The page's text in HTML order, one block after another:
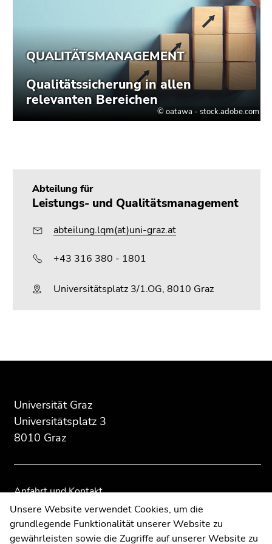
Abteilung für
Leistungs- und Qualitätsmanagement
abteilung.lqm(at)uni-graz.at
+43 316 380 - 1801
Universitätsplatz 3/1.OG, 8010 Graz
des
Universität Graz
Universitätsplatz 3
8010 Graz
Anfahrt und Kontakt
Kommunikation und Öffentlichkeitsarbeit
Moodle
UNIGRAZonline
dieses
Übersicht
Seitenbereiche
dieses
Übersicht
Seitenbereiche
Unsere Website verwendet Cookies, um die
grundlegende Funktionalität unserer Website zu
gewährleisten sowie die Zugriffe auf unserer Website zu